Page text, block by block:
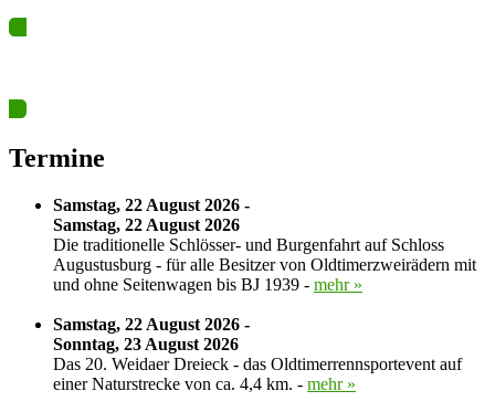
Termine
Samstag, 22 August 2026 -
Samstag, 22 August 2026
Die traditionelle Schlösser- und Burgenfahrt auf Schloss
Augustusburg - für alle Besitzer von Oldtimerzweirädern mit
und ohne Seitenwagen bis BJ 1939 - mehr »
Samstag, 22 August 2026 -
Sonntag, 23 August 2026
Das 20. Weidaer Dreieck - das Oldtimerrennsportevent auf
einer Naturstrecke von ca. 4,4 km. - mehr »